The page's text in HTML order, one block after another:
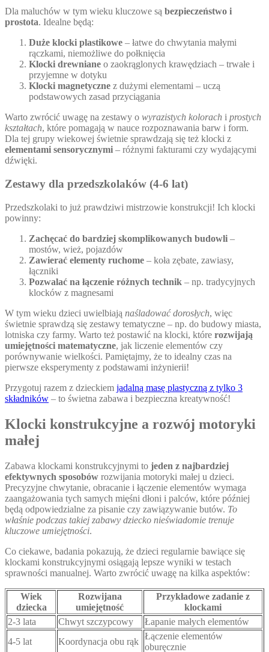
Dla maluchów w tym wieku kluczowe są bezpieczeństwo i
prostota. Idealne będą:
Duże klocki plastikowe – łatwe do chwytania małymi
rączkami, niemożliwe do połknięcia
Klocki drewniane o zaokrąglonych krawędziach – trwałe i
przyjemne w dotyku
Klocki magnetyczne z dużymi elementami – uczą
podstawowych zasad przyciągania
Warto zwrócić uwagę na zestawy o wyrazistych kolorach i prostych
kształtach, które pomagają w nauce rozpoznawania barw i form.
Dla tej grupy wiekowej świetnie sprawdzają się też klocki z
elementami sensorycznymi – różnymi fakturami czy wydającymi
dźwięki.
Zestawy dla przedszkolaków (4-6 lat)
Przedszkolaki to już prawdziwi mistrzowie konstrukcji! Ich klocki
powinny:
Zachęcać do bardziej skomplikowanych budowli –
mostów, wież, pojazdów
Zawierać elementy ruchome – koła zębate, zawiasy,
łączniki
Pozwalać na łączenie różnych technik – np. tradycyjnych
klocków z magnesami
W tym wieku dzieci uwielbiają naśladować dorosłych, więc
świetnie sprawdzą się zestawy tematyczne – np. do budowy miasta,
lotniska czy farmy. Warto też postawić na klocki, które rozwijają
umiejętności matematyczne, jak liczenie elementów czy
porównywanie wielkości. Pamiętajmy, że to idealny czas na
pierwsze eksperymenty z podstawami inżynierii!
Przygotuj razem z dzieckiem jadalną masę plastyczną z tylko 3
składników – to świetna zabawa i bezpieczna kreatywność!
Klocki konstrukcyjne a rozwój motoryki
małej
Zabawa klockami konstrukcyjnymi to jeden z najbardziej
efektywnych sposobów rozwijania motoryki małej u dzieci.
Precyzyjne chwytanie, obracanie i łączenie elementów wymaga
zaangażowania tych samych mięśni dłoni i palców, które później
będą odpowiedzialne za pisanie czy zawiązywanie butów. To
właśnie podczas takiej zabawy dziecko nieświadomie trenuje
kluczowe umiejętności.
Co ciekawe, badania pokazują, że dzieci regularnie bawiące się
klockami konstrukcyjnymi osiągają lepsze wyniki w testach
sprawności manualnej. Warto zwrócić uwagę na kilka aspektów:
Wiek
dziecka
Rozwijana
umiejętność
Przykładowe zadanie z
klockami
2-3 lata
Chwyt szczypcowy
Łapanie małych elementów
4-5 lat
Koordynacja obu rąk
Łączenie elementów
oburęcznie